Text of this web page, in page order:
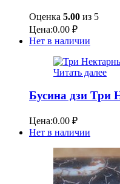
Оценка 5.00 из 5
Цена:0.00 ₽
Нет в наличии
Читать далее
Бусина дзи Три
Цена:0.00 ₽
Нет в наличии